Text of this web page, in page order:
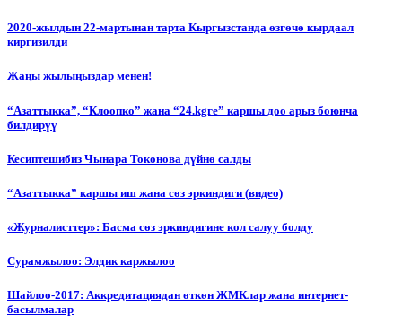
2020-жылдын 22-мартынан тарта Кыргызстанда өзгөчө кырдаал
киргизилди
Жаңы жылыңыздар менен!
“Азаттыкка”, “Клоопко” жана “24.kgге” каршы доо арыз боюнча
билдирүү
Кесиптешибиз Чынара Токонова дүйнө салды
“Азаттыкка” каршы иш жана сөз эркиндиги (видео)
«Журналисттер»: Басма сөз эркиндигине кол салуу болду
Сурамжылоо: Элдик каржылоо
Шайлоо-2017: Аккредитациядан өткөн ЖМКлар жана интернет-
басылмалар